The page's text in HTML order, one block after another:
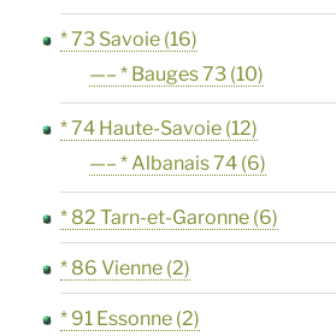
* 73 Savoie (16)
—– * Bauges 73 (10)
* 74 Haute-Savoie (12)
—– * Albanais 74 (6)
* 82 Tarn-et-Garonne (6)
* 86 Vienne (2)
* 91 Essonne (2)